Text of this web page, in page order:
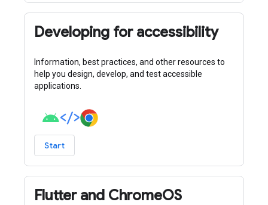
Developing for accessibility
Information, best practices, and other resources to
help you design, develop, and test accessible
applications.
Start
Flutter and ChromeOS